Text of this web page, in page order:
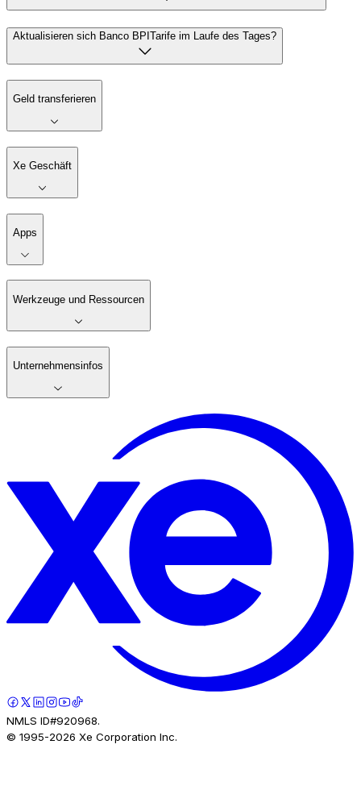
Aktualisieren sich Banco BPITarife im Laufe des Tages?
Geld transferieren
Xe Geschäft
Apps
Werkzeuge und Ressourcen
Unternehmensinfos
NMLS ID#920968.
© 1995-2026 Xe Corporation Inc.